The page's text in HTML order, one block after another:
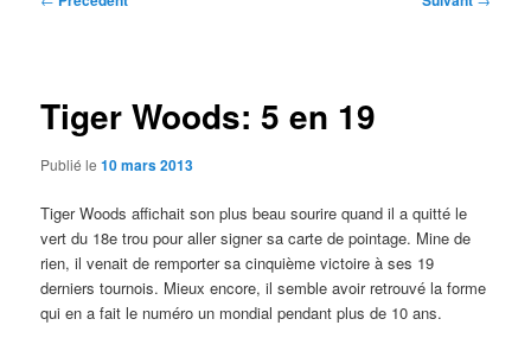
Tiger Woods: 5 en 19
Publié le10 mars 2013
Tiger Woods affichait son plus beau sourire quand il a quitté le
vert du 18e trou pour aller signer sa carte de pointage. Mine de
rien, il venait de remporter sa cinquième victoire à ses 19
derniers tournois. Mieux encore, il semble avoir retrouvé la forme
qui en a fait le numéro un mondial pendant plus de 10 ans.